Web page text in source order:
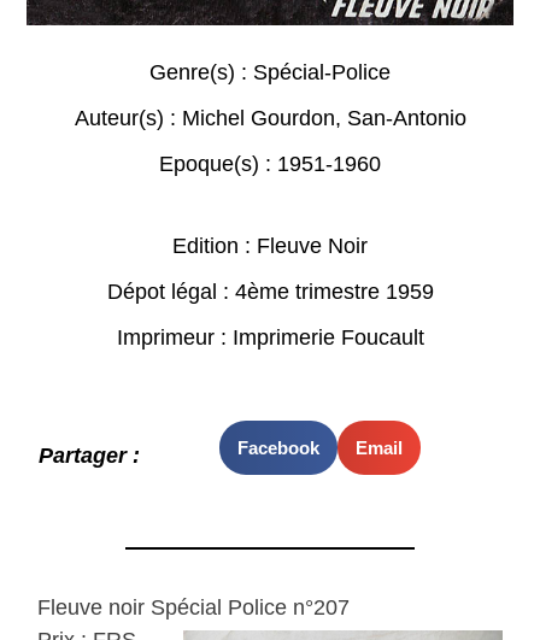
Genre(s) : Spécial-Police
Auteur(s) : Michel Gourdon, San-Antonio
Epoque(s) : 1951-1960
Edition : Fleuve Noir
Dépot légal : 4ème trimestre 1959
Imprimeur : Imprimerie Foucault
Partager : Facebook Email
Fleuve noir Spécial Police n°207